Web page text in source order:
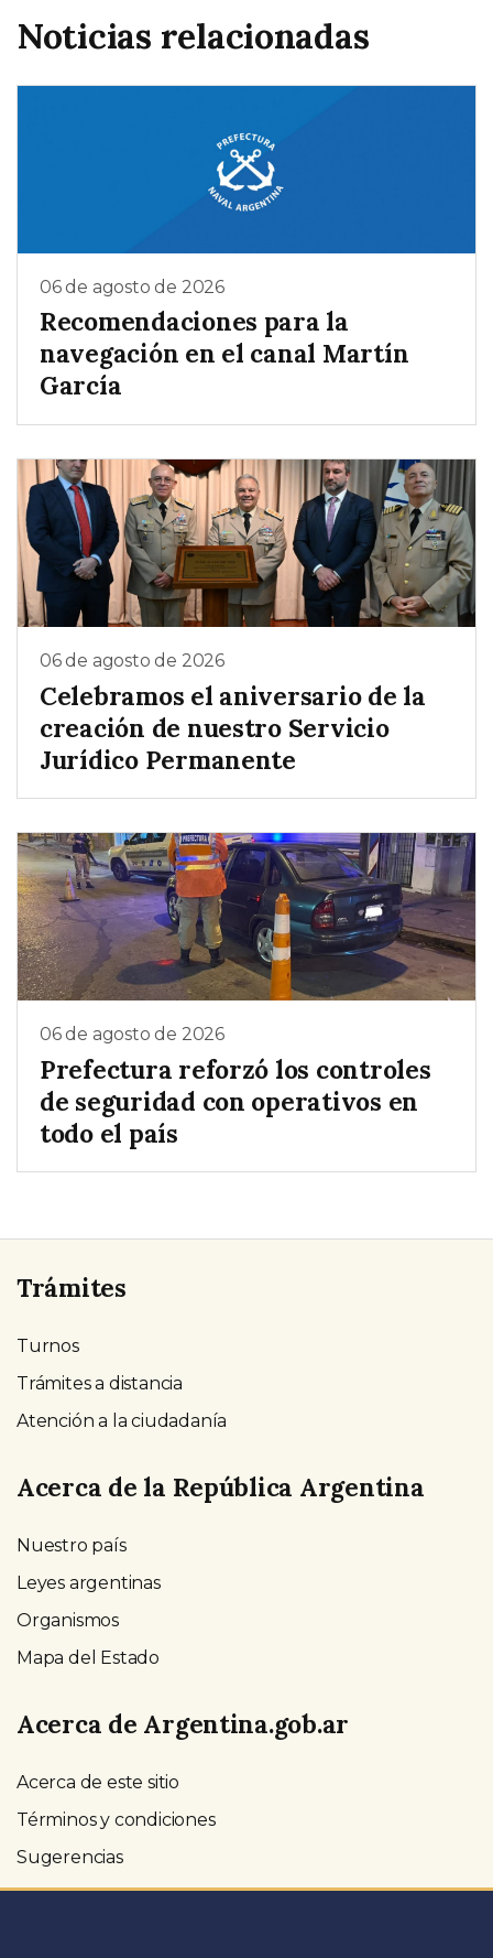
Noticias relacionadas
06 de agosto de 2026
Recomendaciones para la
navegación en el canal Martín
García
06 de agosto de 2026
Celebramos el aniversario de la
creación de nuestro Servicio
Jurídico Permanente
06 de agosto de 2026
Prefectura reforzó los controles
de seguridad con operativos en
todo el país
Trámites
Turnos
Trámites a distancia
Atención a la ciudadanía
Acerca de la República Argentina
Nuestro país
Leyes argentinas
Organismos
Mapa del Estado
Acerca de Argentina.gob.ar
Acerca de este sitio
Términos y condiciones
Sugerencias